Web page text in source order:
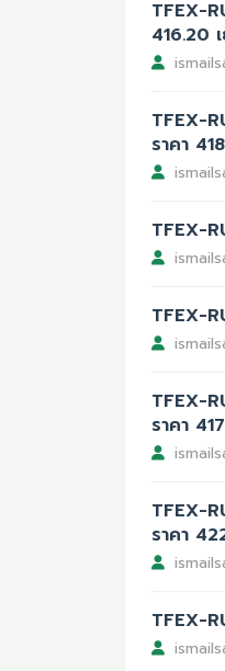
TFEX-
416.20
TFEX-
ราคา
TFEX-
TFEX-
TFEX-
ราคา
TFEX-
ราคา
TFEX-